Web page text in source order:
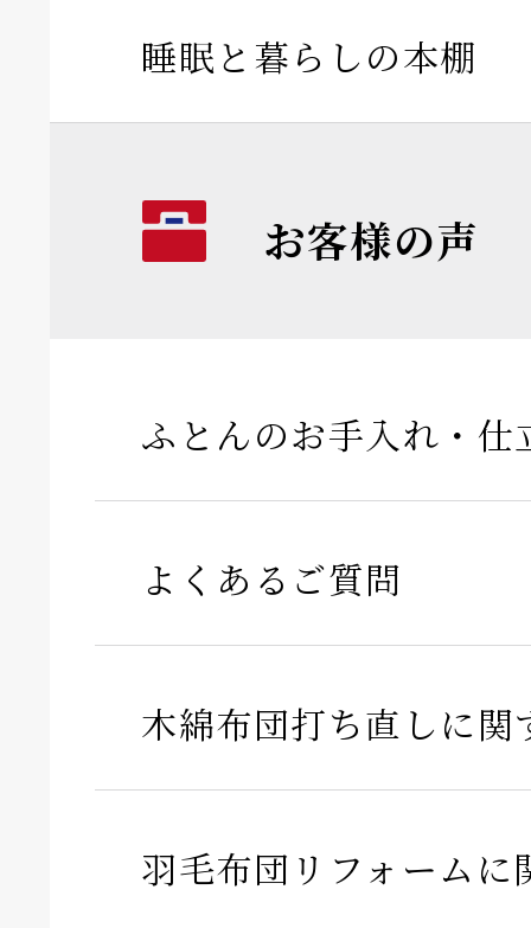
睡眠と暮らしの本棚
お客様の声
ふとんのお手入れ・仕
よくあるご質問
木綿布団打ち直しに関
羽毛布団リフォームに